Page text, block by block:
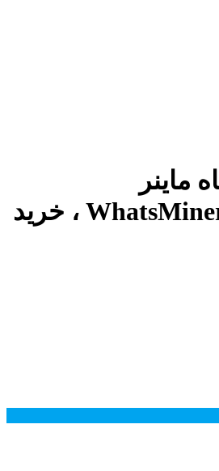
ماینر
WhatsMiner M21s 58Th ، خرید